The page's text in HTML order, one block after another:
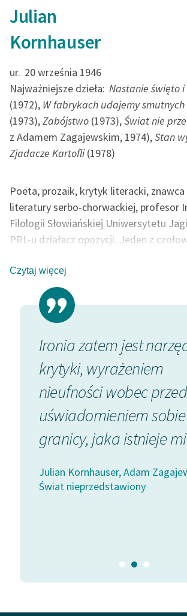
szkolnych i literatury do
słuchania dla uczennic i
uczniów z
niepełnosprawnościami
Feministyczne inspiracje.
Popularyzacja
skandynawskiej literatury
feministycznej
Ręce pełne poezji
do domeny publicznej,
lektur szkolnych oraz
Starego Testamentu
Odkurzamy bohaterów
Szkoła Poezji Wolnych
O nas
O projekcie
Wolnych Lektur
Logotypy
Materiały promocyjne
sprawozdania finansowe
Julian
Kornhauser
ur. 20 września 1946
Najważniejsze dzieła: Nastanie święto
(1972), W fabrykach udajemy
(1973),Zabójstwo (1973),Świat nie
z Adamem Zagajewskim, 1974),Stan
Zjadacze Kartofli(1978)
Poeta, prozaik, krytyk literacki, znawca
literatury serbo-chorwackiej, profesor
Filologii Słowiańskiej Uniwersytetu
PRL-u działacz opozycji. Jeden z
Adamem Zagajewskim współautor
nurtu książki krytycznej
innych przedstawicieli nurtu odróżnia
skłonność do surrealistycznego
symbolizmu i zwrot ku tematyce
Czytaj więcej
Ironia zatem jest
krytyki, wyrażeniem
nieufności wobec
uświadomieniem sobie
granicy, jaka istnieje
Julian Kornhauser, Adam
Świat nieprzedstawiony